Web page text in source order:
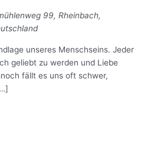
99, Rheinbach,
unseres Menschseins. Jeder
geliebt zu werden und Liebe
fällt es uns oft schwer,